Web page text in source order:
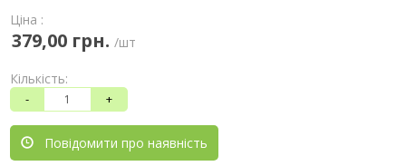
Ціна :
379,00 грн. /шт
Кількість:
- +
Повідомити про наявність